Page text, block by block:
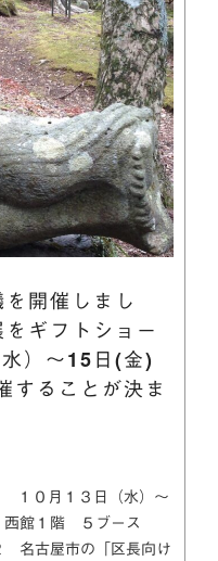
開催しまし
ギフトショー
）～15日(金)
することが決ま
０月１３日（水）～
西館１階 ５ブース
古屋市の「区長向け